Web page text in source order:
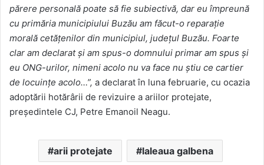
părere personală poate să fie subiectivă, dar eu împreună
cu primăria municipiului Buzău am făcut-o reparaţie
morală cetăţenilor din municipiul, judeţul Buzău. Foarte
clar am declarat şi am spus-o domnului primar am spus şi
eu ONG-urilor, nimeni acolo nu va face nu ştiu ce cartier
de locuinţe acolo…”, a declarat în luna februarie, cu ocazia
adoptării hotărârii de revizuire a ariilor protejate,
preşedintele CJ, Petre Emanoil Neagu.
arii protejate laleaua galbena